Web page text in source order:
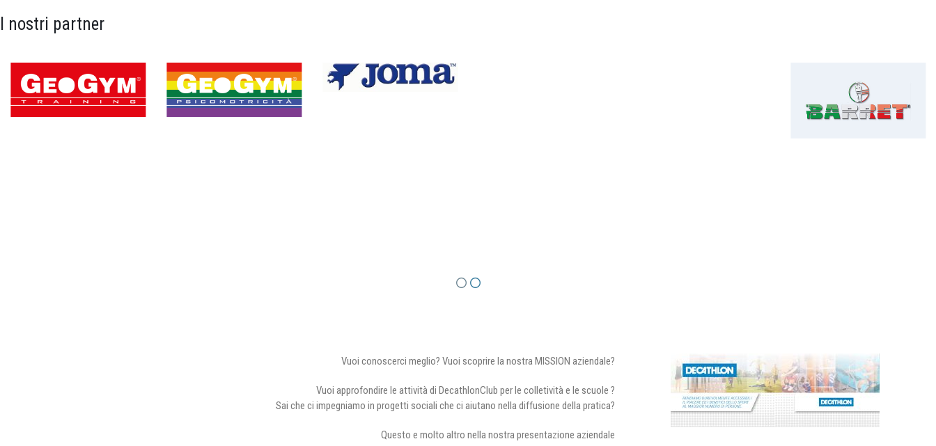
I nostri partner
Vuoi conoscerci meglio? Vuoi scoprire la nostra MISSION aziendale?
Vuoi approfondire le attività di DecathlonClub per le colletività e le scuole ?
Sai che ci impegniamo in progetti sociali che ci aiutano nella diffusione della pratica?
Questo e molto altro nella nostra presentazione aziendale